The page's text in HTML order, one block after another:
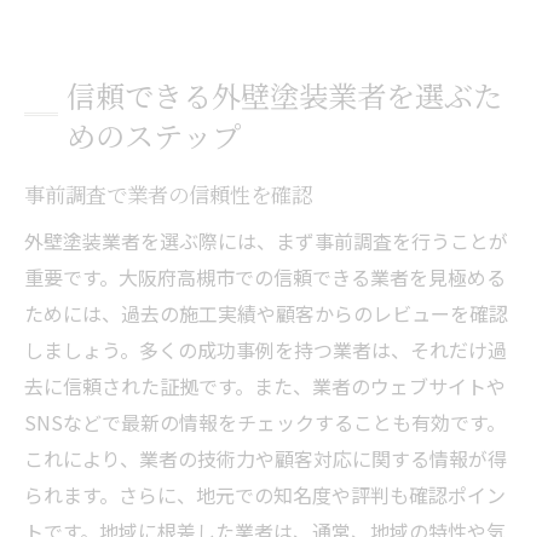
信頼できる外壁塗装業者を選ぶた
めのステップ
事前調査で業者の信頼性を確認
外壁塗装業者を選ぶ際には、まず事前調査を行うことが
重要です。大阪府高槻市での信頼できる業者を見極める
ためには、過去の施工実績や顧客からのレビューを確認
しましょう。多くの成功事例を持つ業者は、それだけ過
去に信頼された証拠です。また、業者のウェブサイトや
SNSなどで最新の情報をチェックすることも有効です。
これにより、業者の技術力や顧客対応に関する情報が得
られます。さらに、地元での知名度や評判も確認ポイン
トです。地域に根差した業者は、通常、地域の特性や気